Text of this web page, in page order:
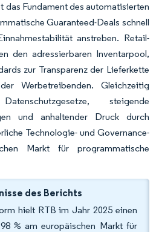
das Fundament des automatisierten
Guaranteed-Deals schnell
anstreben. Retail-
den adressierbaren Inventarpool,
zur Transparenz der Lieferkette
Werbetreibenden. Gleichzeitig
steigende
und anhaltender Druck durch
Technologie- und Governance-
Markt für programmatische
des Berichts
hielt RTB im Jahr 2025 einen
% am europäischen Markt für